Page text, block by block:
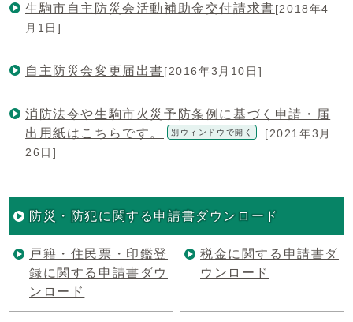
生駒市自主防災会活動補助金交付請求書[2018年4
月1日]
自主防災会変更届出書[2016年3月10日]
消防法令や生駒市火災予防条例に基づく申請・届
出用紙はこちらです。
別ウィンドウで開く
[2021年3月
26日]
防災・防犯に関する申請書ダウンロード
戸籍・住民票・印鑑登
録に関する申請書ダウ
ンロード
税金に関する申請書ダ
ウンロード